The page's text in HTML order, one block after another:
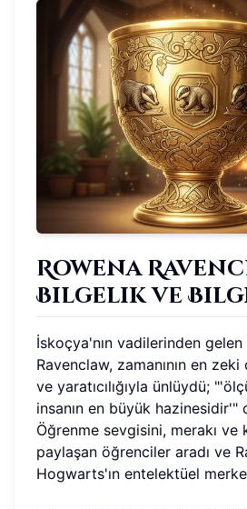
Rowena
Bilgelik ve Bilgi
İskoçya'nın vadilerinden gelen
Ravenclaw, zamanının en zeki
ve yaratıcılığıyla ünlüydü;
insanın en büyük hazinesidir'"
Öğrenme sevgisini, merakı ve
paylaşan öğrenciler aradı ve
Hogwarts'ın entelektüel